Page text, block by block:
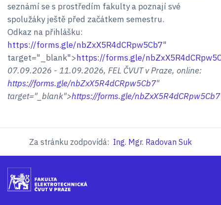
seznámí se s prostředím fakulty a poznají své
spolužáky ještě před začátkem semestru.
Odkaz na přihlášku:
https://forms.gle/nbZxX5R4dCRpw5Cb7"
target="_blank">https://forms.gle/
07.09.2026 - 11.09.2026, FEL ČVUT v Praze, online:
https://forms.gle/nbZxX5R4dCRpw5Cb7"
target="_blank">https://forms.gle/nbZxX5R4dCRpw5Cb7
Za stránku zodpovídá: Ing. Mgr. Radovan Suk